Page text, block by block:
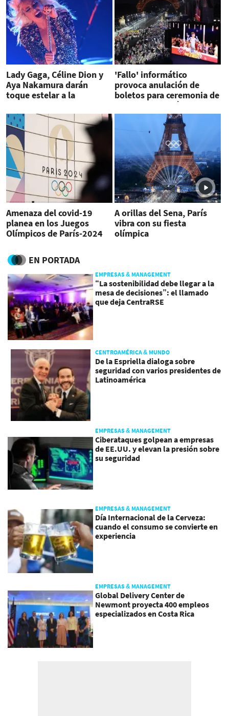
Lady Gaga, Céline Dion y
Aya Nakamura darán
toque estelar a la
'Fallo' informático
provoca anulación de
boletos para ceremonia de
apertura de París-2024
Amenaza del covid-19
planea en los Juegos
Olímpicos de París-2024
A orillas del Sena, París
vibra con su fiesta
olímpica
EN PORTADA
EMPRESAS & MANAGEMENT
“La sostenibilidad debe llegar a la
mesa de decisiones”: el llamado
que deja CentraRSE
CENTROAMÉRICA & MUNDO
De la Espriella dialoga sobre
seguridad con varios presidentes de
Latinoamérica
EMPRESAS & MANAGEMENT
Ciberataques golpean a empresas
de EE.UU. y elevan la presión sobre
su seguridad
EMPRESAS & MANAGEMENT
Día Internacional de la Cerveza:
cuando el consumo se convierte en
experiencia
EMPRESAS & MANAGEMENT
Global Delivery Center de
Newmont proyecta 400 empleos
especializados en Costa Rica